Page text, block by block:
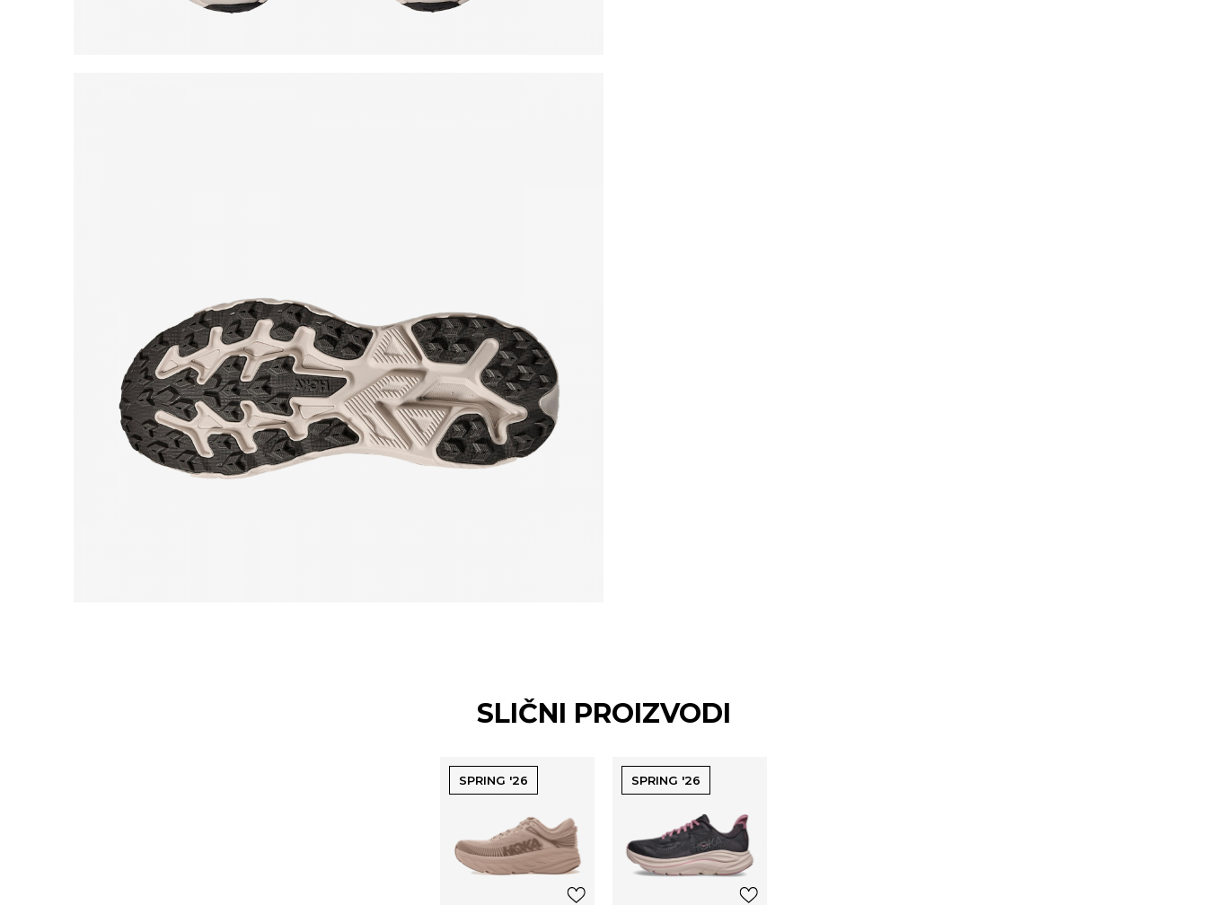
SLIČNI PROIZVODI
SPRING '26 SPRING '26